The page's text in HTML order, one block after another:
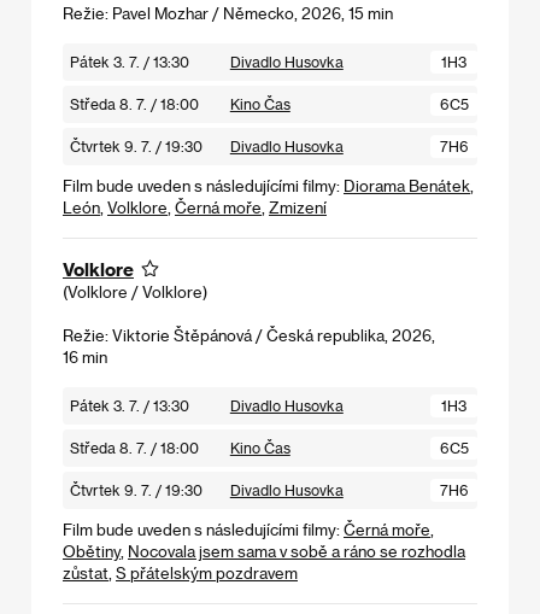
Režie: Pavel Mozhar / Německo, 2026, 15 min
Pátek 3. 7. / 13:30 Divadlo Husovka 1H3
Středa 8. 7. / 18:00 Kino Čas 6C5
Čtvrtek 9. 7. / 19:30 Divadlo Husovka 7H6
Film bude uveden s následujícími filmy: Diorama Benátek
León Volklore Černá moře Zmizení
Volklore
(Volklore / Volklore)
Režie: Viktorie Štěpánová / Česká republika, 2026,
16 min
Pátek 3. 7. / 13:30 Divadlo Husovka 1H3
Středa 8. 7. / 18:00 Kino Čas 6C5
Čtvrtek 9. 7. / 19:30 Divadlo Husovka 7H6
Film bude uveden s následujícími filmy: Černá moře
Obětiny, Nocovala jsem sama v sobě a ráno se rozhodla
zůstat S přátelským pozdravem